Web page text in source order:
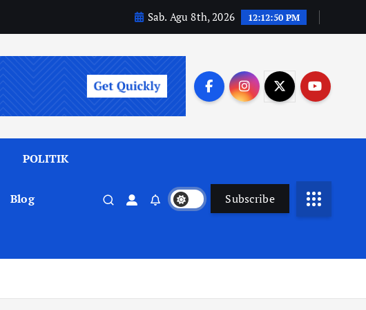
Sab. Agu 8th, 2026 12:12:52 PM
POLITIK
Blog Subscribe